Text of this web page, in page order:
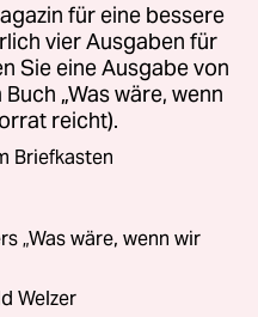
für eine bessere
vier Ausgaben für
Sie eine Ausgabe von
„Was wäre, wenn
reicht).
Briefkasten
„Was wäre, wenn wir
Welzer